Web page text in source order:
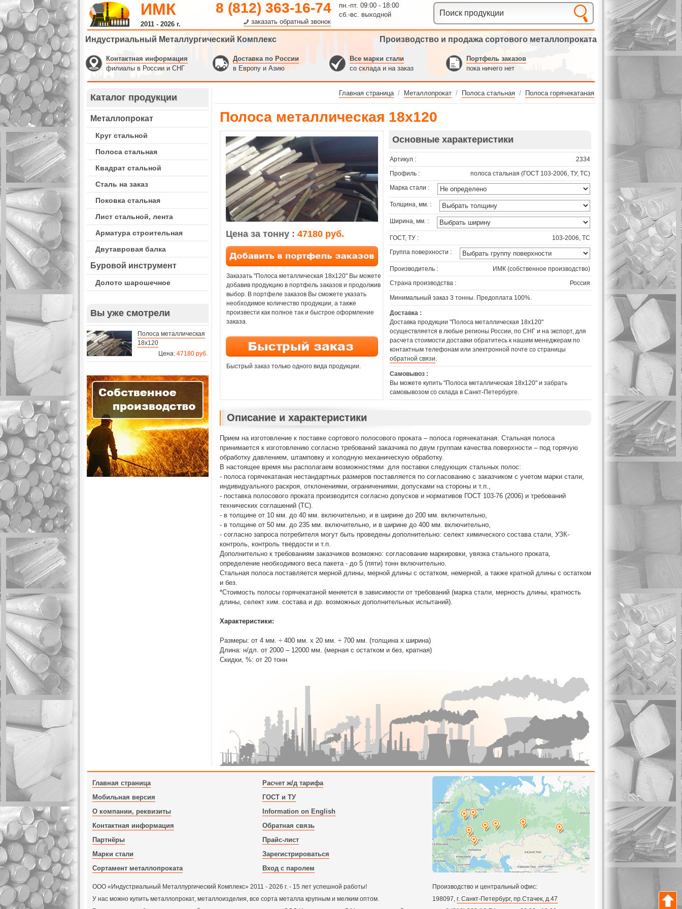
ИМК
2011 - 2026 г.
8 (812) 363-16-74
заказать обратный звонок
пн.-пт. 09:00 - 18:00
сб.-вс. выходной
Индустриальный Металлургический Комплекс Производство и продажа сортового металлопроката
Контактная информация
филиалы в России и СНГ
Доставка по России
в Европу и Азию
Все марки стали
со склада и на заказ
Портфель заказов
пока ничего нет
Каталог продукции
Металлопрокат
Круг стальной
Полоса стальная
Квадрат стальной
Сталь на заказ
Поковка стальная
Лист стальной, лента
Арматура строительная
Двутавровая балка
Буровой инструмент
Долото шарошечное
Вы уже смотрели
Полоса металлическая
18х120
Цена: 47180 руб.
Главная страница / Металлопрокат / Полоса стальная / Полоса горячекатаная
Полоса металлическая 18х120
Цена за тонну : 47180 руб.
Заказать "Полоса металлическая 18х120" Вы можете
добавив продукцию в портфель заказов и продолжив
выбор. В портфеле заказов Вы сможете указать
необходимое количество продукции, а также
произвести как полное так и быстрое оформление
заказа.
Быстрый заказ только одного вида продукции.
Основные характеристики
Артикул :
2334
Профиль :
полоса стальная (ГОСТ 103-2006, ТУ, ТС)
Марка стали :
Толщина, мм. :
Ширина, мм. :
ГОСТ, ТУ :
103-2006, ТС
Группа поверхности :
Производитель :
ИМК (собственное производство)
Страна производства :
Россия
Минимальный заказ 3 тонны. Предоплата 100%.
Доставка :
Доставка продукции "Полоса металлическая 18х120"
осуществляется в любые регионы России, по СНГ и на экспорт, для
расчета стоимости доставки обратитесь к нашим менеджерам по
контактным телефонам или электронной почте со страницы
обратной связи.
Самовывоз :
Вы можете купить "Полоса металлическая 18х120" и забрать
самовывозом со склада в Санкт-Петербурге.
Описание и характеристики
Прием на изготовление к поставке сортового полосового проката – полоса горячекатаная. Стальная полоса
принимается к изготовлению согласно требований заказчика по двум группам качества поверхности – под горячую
обработку давлением, штамповку и холодную механическую обработку.
В настоящее время мы располагаем возможностями для поставки следующих стальных полос:
- полоса горячекатаная нестандартных размеров поставляется по согласованию с заказчиком с учетом марки стали,
индивидуального раскроя, отклонениями, ограничениями, допусками на стороны и т.п.,
- поставка полосового проката производится согласно допусков и нормативов ГОСТ 103-76 (2006) и требований
технических соглашений (ТС).
- в толщине от 10 мм. до 40 мм. включительно, и в ширине до 200 мм. включительно,
- в толщине от 50 мм. до 235 мм. включительно, и в ширине до 400 мм. включительно,
- согласно запроса потребителя могут быть проведены дополнительно: селект химического состава стали, УЗК-
контроль, контроль твердости и т.п.
Дополнительно к требованиям заказчиков возможно: согласование маркировки, увязка стального проката,
определение необходимого веса пакета - до 5 (пяти) тонн включительно.
Стальная полоса поставляется мерной длины, мерной длины с остатком, немерной, а также кратной длины с остатком
и без.
*Стоимость полосы горячекатаной меняется в зависимости от требований (марка стали, мерность длины, кратность
длины, селект хим. состава и др. возможных дополнительных испытаний).
Характеристики:
Размеры: от 4 мм. ÷ 400 мм. х 20 мм. ÷ 700 мм. (толщина х ширина)
Длина: н/дл. от 2000 – 12000 мм. (мерная с остатком и без, кратная)
Скидки, %: от 20 тонн
Главная страница
Мобильная версия
О компании, реквизиты
Контактная информация
Партнёры
Марки стали
Сортамент металлопроката
Расчет ж/д тарифа
ГОСТ и ТУ
Information on English
Обратная связь
Прайс-лист
Зарегистрироваться
Вход с паролем
ООО «Индустриальный Металлургический Комплекс» 2011 - 2026 г. - 15 лет успешной работы!
У нас можно купить металлопрокат, металлоизделия, все сорта металла крупным и мелким оптом.
Производство и центральный офис:
198097, г. Санкт-Петербург, пр.Стачек, д.47